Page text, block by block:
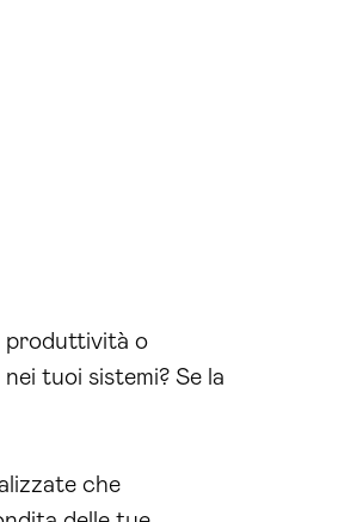
produttività o
nei tuoi sistemi? Se la
che